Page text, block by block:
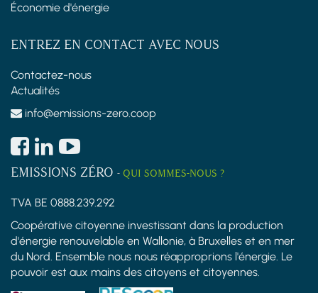
Économie d'énergie
ENTREZ EN CONTACT AVEC NOUS
Contactez-nous
Actualités
info@emissions-zero.coop
EMISSIONS ZÉRO - QUI SOMMES-NOUS ?
TVA BE 0888.239.292
Coopérative citoyenne investissant dans la production
d'énergie renouvelable en Wallonie, à Bruxelles et en mer
du Nord. Ensemble nous nous réapproprions l'énergie. Le
pouvoir est aux mains des citoyens et citoyennes.